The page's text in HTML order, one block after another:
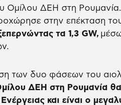
Ομίλου ΔΕΗ στη
στην επέκταση
τα 1,3 GW,
των δυο φάσεων του
ΔΕΗ στη Ρουμανία
και είναι ο